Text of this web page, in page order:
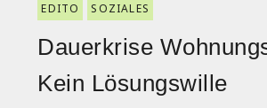
EDITO SOZIALES
Dauerkrise
Kein Lösungswille